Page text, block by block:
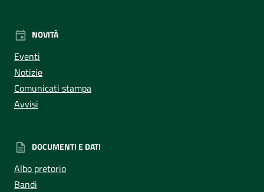
NOVITÀ
Eventi
Notizie
Comunicati stampa
Avvisi
DOCUMENTI E DATI
Albo pretorio
Bandi